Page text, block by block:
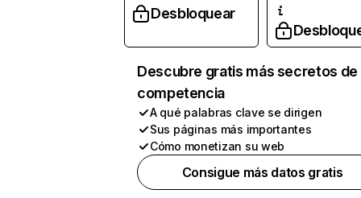
Desbloquear
Descubre gratis más secretos de
competencia
A qué palabras clave se dirigen
Sus páginas más importantes
Cómo monetizan su web
Consigue más datos gratis